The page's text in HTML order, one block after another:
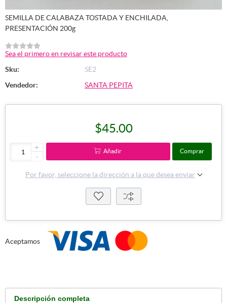
SEMILLA DE CALABAZA TOSTADA Y ENCHILADA,
PRESENTACIÓN 200g
Sea el primero en revisar este producto
Sku:
SE2
Vendedor:
SANTA PEPITA
$45.00
+
-
Añadir Comprar
Por favor, seleccione la dirección a la que desea enviar
Aceptamos
Descripción completa